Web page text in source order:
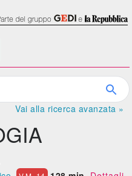
Vai alla ricerca avanzata »